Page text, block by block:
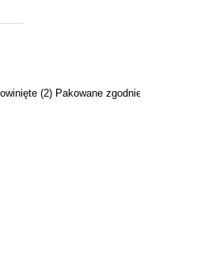
(2) Pakowane zgodnie z